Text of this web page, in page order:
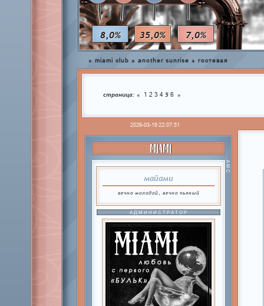
8,0% 35,0% 7,0%
» miami club » another sunrise » гостевая
страница: « 1 2 3 4 5 6 »
2026-03-19 22:07:51
MIAMI
майами
вечно молодой, вечно пьяный
АМС
АДМИНИСТРАТОР